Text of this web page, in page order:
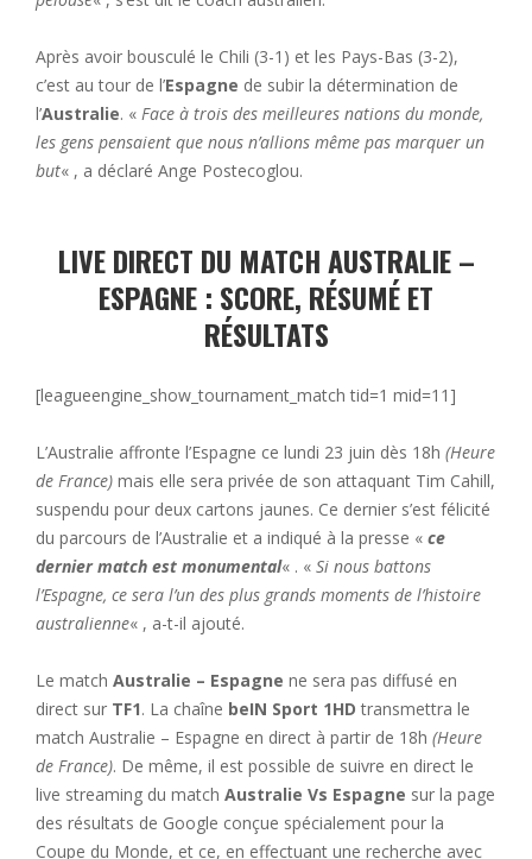
Après avoir bousculé le Chili (3-1) et les Pays-Bas (3-2),
c’est au tour de l’Espagne de subir la détermination de
l’Australie. « Face à trois des meilleures nations du monde,
les gens pensaient que nous n’allions même pas marquer un
but« , a déclaré Ange Postecoglou.
LIVE DIRECT DU MATCH AUSTRALIE –
ESPAGNE : SCORE, RÉSUMÉ ET
RÉSULTATS
[leagueengine_show_tournament_match tid=1 mid=11]
L’Australie affronte l’Espagne ce lundi 23 juin dès 18h (Heure
de France) mais elle sera privée de son attaquant Tim Cahill,
suspendu pour deux cartons jaunes. Ce dernier s’est félicité
du parcours de l’Australie et a indiqué à la presse « ce
dernier match est monumental« . « Si nous battons
l’Espagne, ce sera l’un des plus grands moments de l’histoire
australienne« , a-t-il ajouté.
Le match Australie – Espagne ne sera pas diffusé en
direct sur TF1. La chaîne beIN Sport 1HD transmettra le
match Australie – Espagne en direct à partir de 18h (Heure
de France). De même, il est possible de suivre en direct le
live streaming du match Australie Vs Espagne sur la page
des résultats de Google conçue spécialement pour la
Coupe du Monde, et ce, en effectuant une recherche avec